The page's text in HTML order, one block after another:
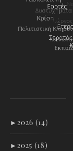
► 2026 (14)
► 2025 (18)